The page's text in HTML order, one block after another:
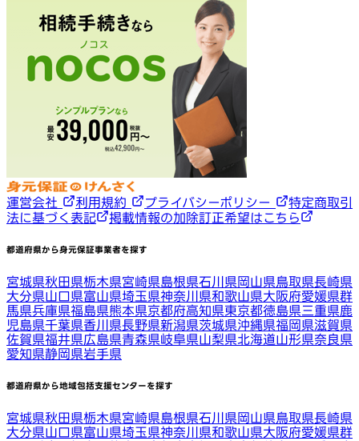
運営会社 利用規約 プライバシーポリシー
特定商取引
法に基づく表記
掲載情報の加除訂正希望はこちら
都道府県から身元保証事業者を探す
宮城県秋田県栃木県宮崎県島根県石川県岡山県鳥取県長崎県
大分県山口県富山県埼玉県神奈川県和歌山県大阪府愛媛県群
馬県兵庫県福島県熊本県京都府高知県東京都徳島県三重県鹿
児島県千葉県香川県長野県新潟県茨城県沖縄県福岡県滋賀県
佐賀県福井県広島県青森県岐阜県山梨県北海道山形県奈良県
愛知県静岡県岩手県
都道府県から地域包括支援センターを探す
宮城県秋田県栃木県宮崎県島根県石川県岡山県鳥取県長崎県
大分県山口県富山県埼玉県神奈川県和歌山県大阪府愛媛県群